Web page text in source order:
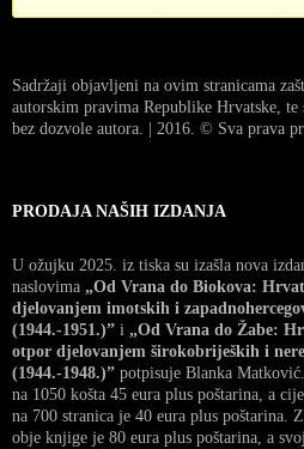
Sadržaji objavljeni na ovim stranicama
autorskim pravima Republike Hrvatske,
bez dozvole autora. | 2016. © Sva prava
PRODAJA NAŠIH IZDANJA
U ožujku 2025. iz tiska su izašla nova
naslovima „Od Vrana do Biokova:
djelovanjem imotskih i
(1944.-1951.)” i „Od Vrana do Žabe:
otpor djelovanjem širokobrijeških i
(1944.-1948.)” potpisuje Blanka
na 1050 košta 45 eura plus poštarina, a
na 700 stranica je 40 eura plus poštarina.
obje knjige je 80 eura plus poštarina, a